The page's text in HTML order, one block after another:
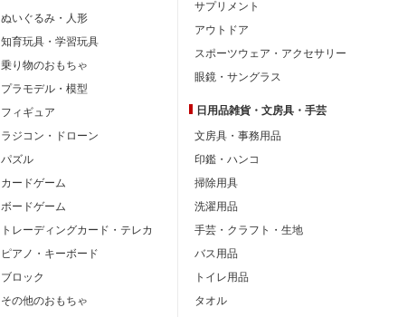
ぬいぐるみ・人形
知育玩具・学習玩具
乗り物のおもちゃ
プラモデル・模型
フィギュア
ラジコン・ドローン
パズル
カードゲーム
ボードゲーム
トレーディングカード・テレカ
ピアノ・キーボード
ブロック
その他のおもちゃ
サプリメント
アウトドア
スポーツウェア・アクセサリー
眼鏡・サングラス
日用品雑貨・文房具・手芸
文房具・事務用品
印鑑・ハンコ
掃除用具
洗濯用品
手芸・クラフト・生地
バス用品
トイレ用品
タオル